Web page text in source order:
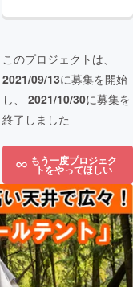
このプロジェクトは、
2021/09/13に募集を開始
し、 2021/10/30に募集を
終了しました
もう一度プロジェク
トをやってほしい